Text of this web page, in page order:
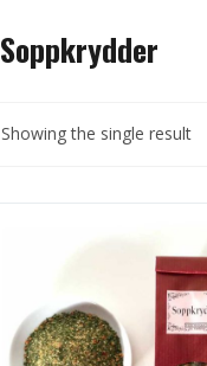
Soppkrydder
Showing the single result